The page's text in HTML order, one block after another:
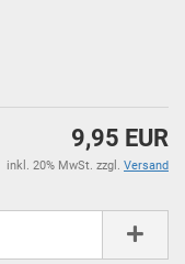
9,95 EUR
inkl. 20% MwSt. zzgl. Versand